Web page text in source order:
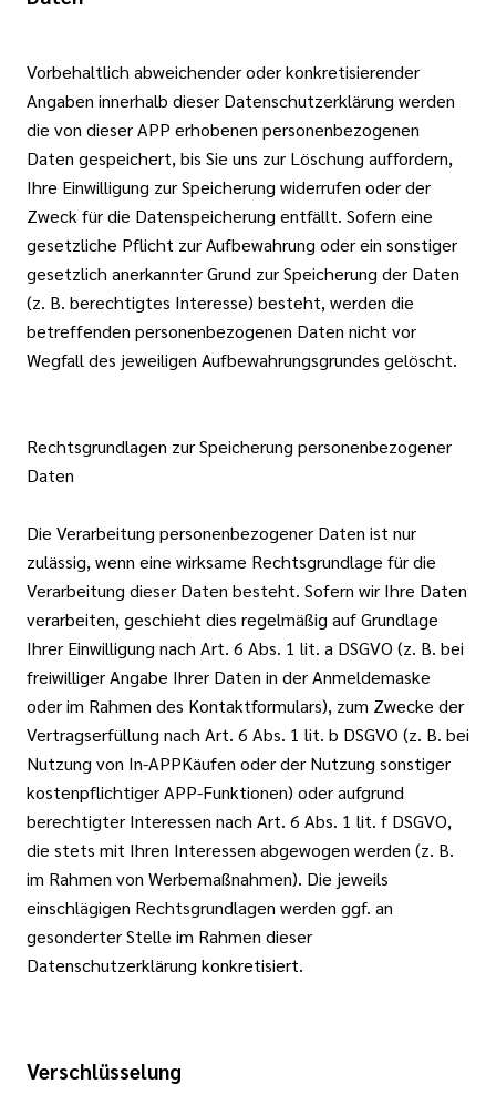
Vorbehaltlich abweichender oder konkretisierender
Angaben innerhalb dieser Datenschutzerklärung werden
die von dieser APP erhobenen personenbezogenen
Daten gespeichert, bis Sie uns zur Löschung auffordern,
Ihre Einwilligung zur Speicherung widerrufen oder der
Zweck für die Datenspeicherung entfällt. Sofern eine
gesetzliche Pflicht zur Aufbewahrung oder ein sonstiger
gesetzlich anerkannter Grund zur Speicherung der Daten
(z. B. berechtigtes Interesse) besteht, werden die
betreffenden personenbezogenen Daten nicht vor
Wegfall des jeweiligen Aufbewahrungsgrundes gelöscht.
Rechtsgrundlagen zur Speicherung personenbezogener
Daten
Die Verarbeitung personenbezogener Daten ist nur
zulässig, wenn eine wirksame Rechtsgrundlage für die
Verarbeitung dieser Daten besteht. Sofern wir Ihre Daten
verarbeiten, geschieht dies regelmäßig auf Grundlage
Ihrer Einwilligung nach Art. 6 Abs. 1 lit. a DSGVO (z. B. bei
freiwilliger Angabe Ihrer Daten in der Anmeldemaske
oder im Rahmen des Kontaktformulars), zum Zwecke der
Vertragserfüllung nach Art. 6 Abs. 1 lit. b DSGVO (z. B. bei
Nutzung von In-APPKäufen oder der Nutzung sonstiger
kostenpflichtiger APP-Funktionen) oder aufgrund
berechtigter Interessen nach Art. 6 Abs. 1 lit. f DSGVO,
die stets mit Ihren Interessen abgewogen werden (z. B.
im Rahmen von Werbemaßnahmen). Die jeweils
einschlägigen Rechtsgrundlagen werden ggf. an
gesonderter Stelle im Rahmen dieser
Datenschutzerklärung konkretisiert.
Verschlüsselung